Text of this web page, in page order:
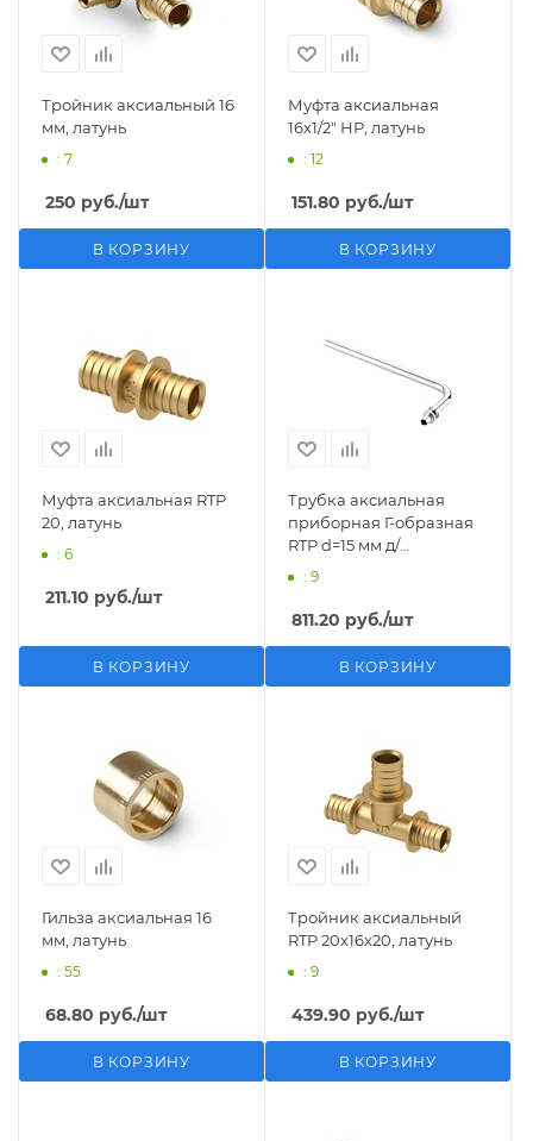
Тройник аксиальный 16
мм, латунь
: 7
250 руб./шт
В КОРЗИНУ
Муфта аксиальная
16х1/2" НР, латунь
: 12
151.80 руб./шт
В КОРЗИНУ
Муфта аксиальная RTP
20, латунь
: 6
211.10 руб./шт
В КОРЗИНУ
Трубка аксиальная
приборная Г-образная
RTP d=15 мм д/
радиатора, 16х250 мм
: 9
811.20 руб./шт
В КОРЗИНУ
Гильза аксиальная 16
мм, латунь
: 55
68.80 руб./шт
В КОРЗИНУ
Тройник аксиальный
RTP 20х16х20, латунь
: 9
439.90 руб./шт
В КОРЗИНУ